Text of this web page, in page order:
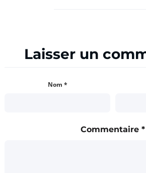
Laisser un
Nom *
Commentaire *